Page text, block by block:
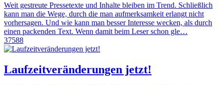
Weit gestreute Pressetexte und Inhalte bleiben im Trend. Schließlich
kann man die Wege, durch die man aufmerksamkeit erlangt nicht
vorhersagen. Und wie kann man besser Interesse wecken, als durch
einen packenden Text. Wenn damit beim Leser schon gle…
37588
Laufzeitveränderungen jetzt!